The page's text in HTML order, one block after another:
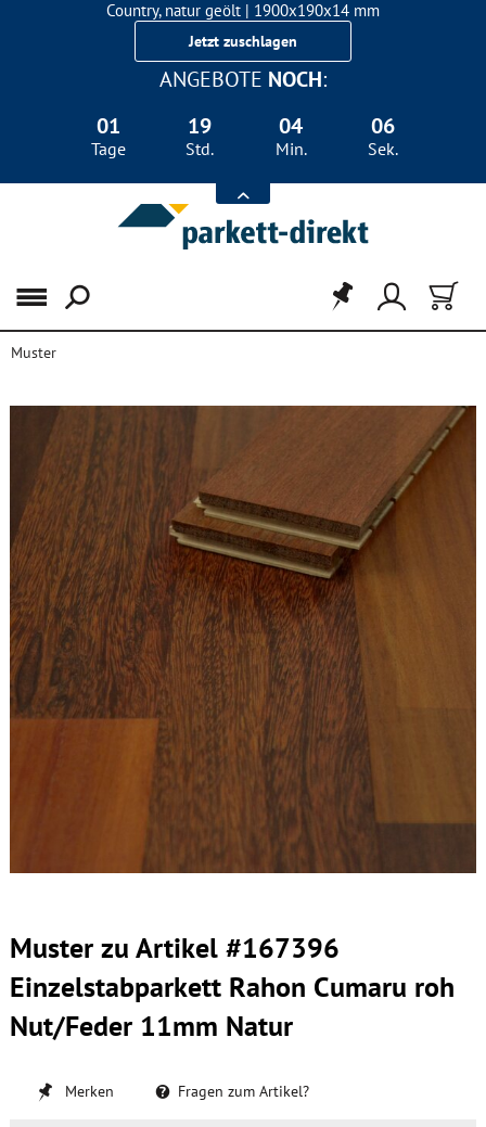
Country, natur geölt | 1900x190x14 mm
Landhausdiele Eiche für nur 29,90 €/m²
Jetzt zuschlagen
ANGEBOTE NOCH:
01
Tage
19
Std.
04
Min.
06
Sek.
Menü
Muster
Muster zu Artikel #167396
Einzelstabparkett Rahon Cumaru roh
Nut/Feder 11mm Natur
Merken Fragen zum Artikel?